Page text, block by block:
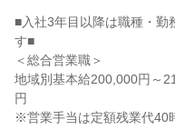
■入社3年目以降は職種・勤
す■
＜総合営業職＞
地域別基本給200,000円～
円
※営業手当は定額残業代40